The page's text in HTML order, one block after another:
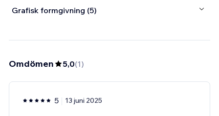
Grafisk formgivning (5)
Omdömen 5,0(1)
5 13 juni 2025